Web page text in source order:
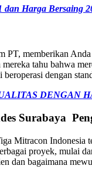
Harga Bersaing
PT, memberikan
tahu bahwa
dengan
DENGAN
Surabaya
Mitracon Indonesia
proyek, mulai
dan bagaimana